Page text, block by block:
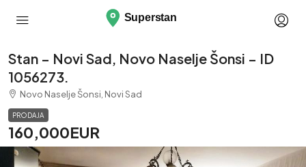
Stan – Novi Sad, Novo Naselje Šonsi – ID
1056273.
Novo Naselje Šonsi, Novi Sad
PRODAJA
160,000EUR